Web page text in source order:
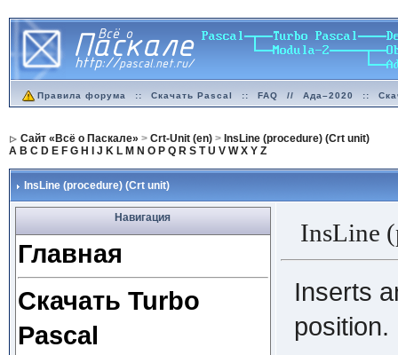
Правила форума :: Скачать Pascal :: FAQ // Ада–2020 ::
Сайт «Всё о Паскале» > Crt-Unit (en)> InsLine (procedure) (Crt unit)
A B C D E F G H J K L M N O P Q R S T U V W X Y Z
InsLine (procedure) (Crt unit)
Навигация
Главная
Скачать Turbo
Pascal
InsLine
Inserts
position.